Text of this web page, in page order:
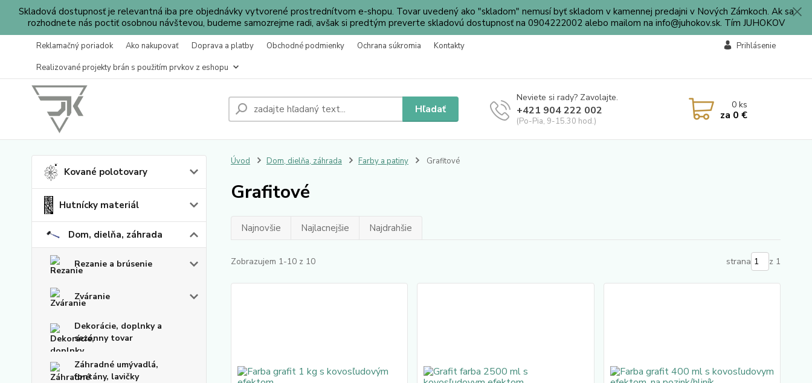
Skladová dostupnosť je relevantná iba pre objednávky vytvorené prostrednítvom e-shopu. Tovar uvedený ako "skladom" nemusí byť skladom v kamennej predajni v Nových Zámkoch. Ak sa
rozhodnete nás poctiť osobnou návštevou, budeme samozrejme radi, avšak si predtým preverte skladovú dostupnosť na 0904222002 alebo mailom na info@juhokov.sk. Tím JUHOKOV
Reklamačný poriadok Ako nakupovať Doprava a platby Obchodné podmienky Ochrana súkromia
Kontakty
Realizované projekty brán s použitím prvkov z eshopu
Prihlásenie
Hľadať
Neviete si rady? Zavolajte.
+421 904 222 002
(Po-Pia, 9-15.30 hod.)
0ks
za 0 €
Kované polotovary
Hutnícky materiál
Dom, dielňa, záhrada
Rezanie a brúsenie
Zváranie
Dekorácie, doplnky a
sezónny tovar
Záhradné umývadlá,
fontány, lavičky
Úvod Dom, dielňa, záhrada Farby a patiny Grafitové
Grafitové
Najnovšie Najlacnejšie Najdrahšie
Zobrazujem 1-10 z 10 strana z 1